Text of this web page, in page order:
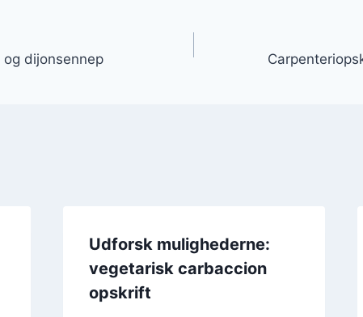
dijonsennep
Udforsk mulighederne:
vegetarisk carbaccion
opskrift